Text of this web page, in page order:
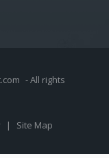
- All rights
| Site Map